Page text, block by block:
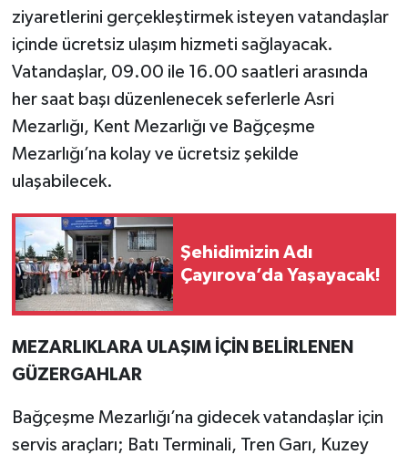
ziyaretlerini gerçekleştirmek isteyen vatandaşlar
içinde ücretsiz ulaşım hizmeti sağlayacak.
Vatandaşlar, 09.00 ile 16.00 saatleri arasında
her saat başı düzenlenecek seferlerle Asri
Mezarlığı, Kent Mezarlığı ve Bağçeşme
Mezarlığı’na kolay ve ücretsiz şekilde
ulaşabilecek.
Şehidimizin Adı
Çayırova’da Yaşayacak!
MEZARLIKLARA ULAŞIM İÇİN BELİRLENEN
GÜZERGAHLAR
Bağçeşme Mezarlığı’na gidecek vatandaşlar için
servis araçları; Batı Terminali, Tren Garı, Kuzey